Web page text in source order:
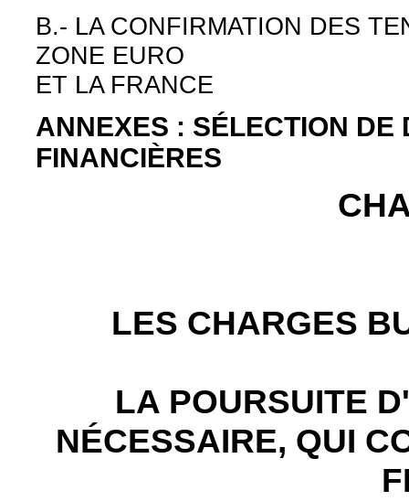
B.- LA CONFIRMATION DES
ZONE EURO
ET LA FRANCE
ANNEXES : SÉLECTION DE
FINANCIÈRES
LES CHARGES
LA POURSUITE
NÉCESSAIRE, QUI